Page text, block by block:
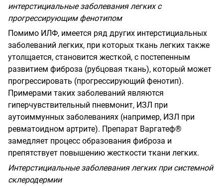
интерстициальные заболевания легких с
прогрессирующим фенотипом
Помимо ИЛФ, имеется ряд других интерстициальных
заболеваний легких, при которых ткань легких также
утолщается, становится жесткой, с постепенным
развитием фиброза (рубцовая ткань), который может
прогрессировать (прогрессирующий фенотип).
Примерами таких заболеваний являются
гиперчувствительный пневмонит, ИЗЛ при
аутоиммунных заболеваниях (например, ИЗЛ при
ревматоидном артрите). Препарат Варгатеф®
замедляет процесс образования фиброза и
препятствует повышению жесткости ткани легких.
Интерстициальные заболевания легких при системной
склеродермии